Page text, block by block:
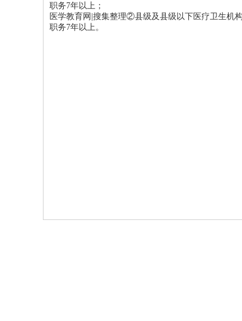
职务7年以上；
医学教育网|搜集整理②县级及县级以下医疗卫生机
职务7年以上。